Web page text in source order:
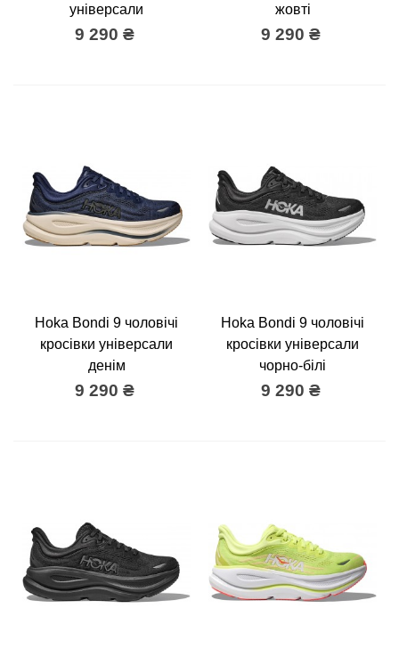
універсали
9 290 ₴
жовті
9 290 ₴
Hoka Bondi 9 чоловічі
кросівки універсали
денім
9 290 ₴
Hoka Bondi 9 чоловічі
кросівки універсали
чорно-білі
9 290 ₴